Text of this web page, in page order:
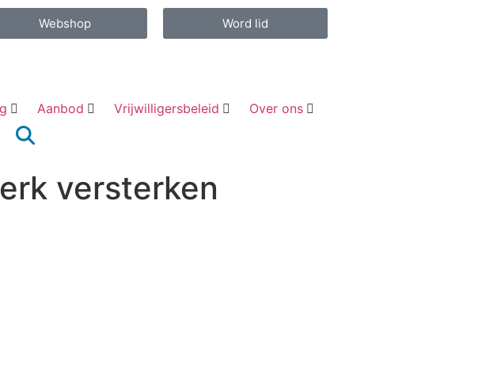
Webshop Word lid
Aanbod Vrijwilligersbeleid
Over ons
versterken